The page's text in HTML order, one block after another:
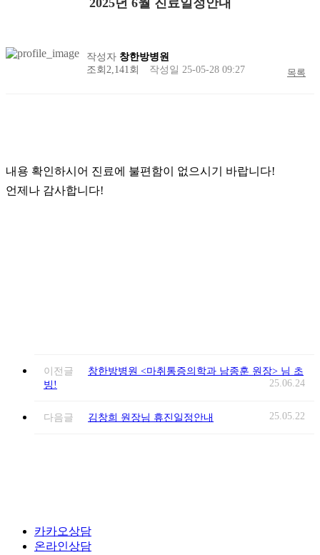
2025년 6월 진료일정안내
작성자 창한방병원
조회 2,141회 작성일 25-05-28 09:27 목록
내용 확인하시어 진료에 불편함이 없으시기 바랍니다!
언제나 감사합니다!
이전글
창한방병원 <마취통증의학과 남종훈 원장> 님 초
빙!
25.06.24
다음글 김창희 원장님 휴진일정안내 25.05.22
카카오상담
온라인상담